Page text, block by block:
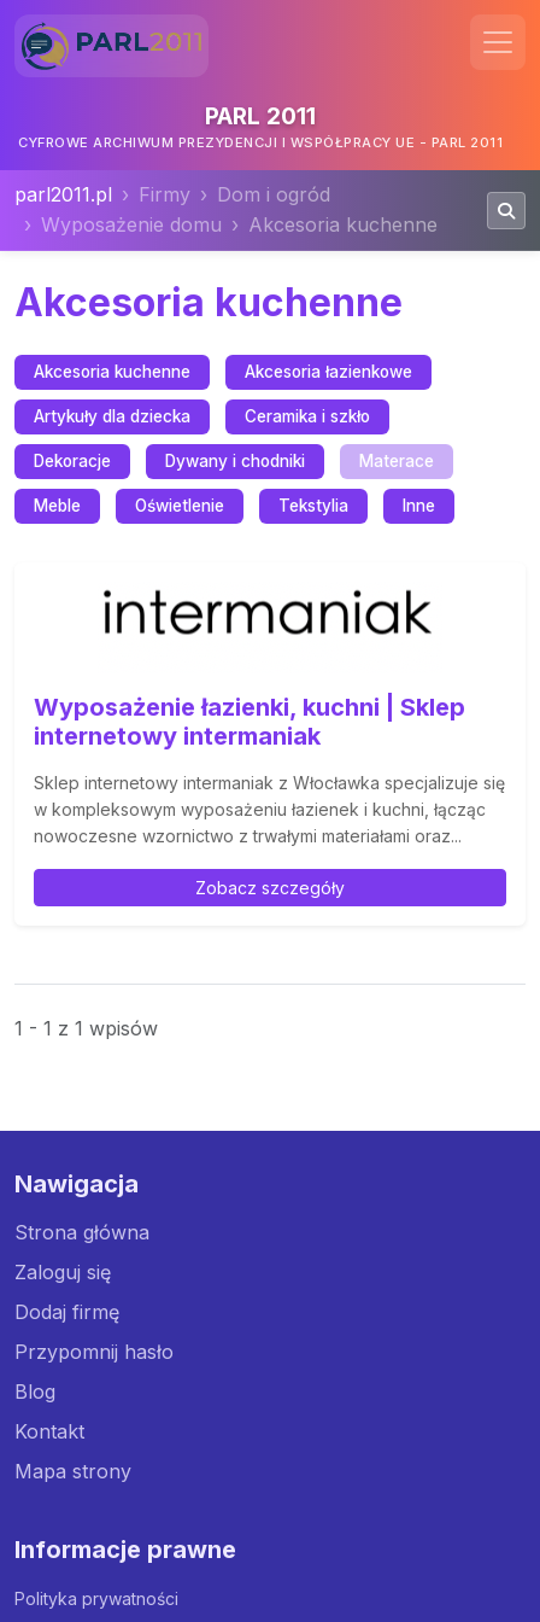
PARL 2011
CYFROWE ARCHIWUM PREZYDENCJI I WSPÓŁPRACY UE - PARL 2011
parl2011.pl Firmy
Dom i ogród
Wyposażenie domu
Akcesoria kuchenne
Akcesoria kuchenne
Akcesoria kuchenne Akcesoria łazienkowe
Artykuły dla dziecka Ceramika i szkło
Dekoracje Dywany i chodniki Materace
Meble Oświetlenie Tekstylia Inne
Wyposażenie łazienki, kuchni | Sklep
internetowy intermaniak
Sklep internetowy intermaniak z Włocławka specjalizuje się
w kompleksowym wyposażeniu łazienek i kuchni, łącząc
nowoczesne wzornictwo z trwałymi materiałami oraz...
Zobacz szczegóły
1 - 1 z 1 wpisów
Nawigacja
Strona główna
Zaloguj się
Dodaj firmę
Przypomnij hasło
Blog
Kontakt
Mapa strony
Informacje prawne
Polityka prywatności